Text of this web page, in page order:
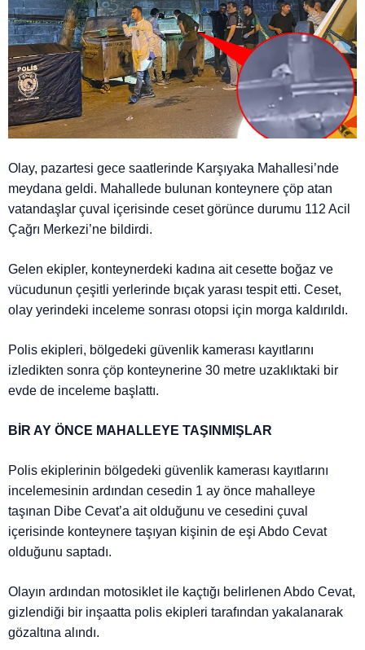
Olay, pazartesi gece saatlerinde Karşıyaka Mahallesi’nde
meydana geldi. Mahallede bulunan konteynere çöp atan
vatandaşlar çuval içerisinde ceset görünce durumu 112 Acil
Çağrı Merkezi’ne bildirdi.
Gelen ekipler, konteynerdeki kadına ait cesette boğaz ve
vücudunun çeşitli yerlerinde bıçak yarası tespit etti. Ceset,
olay yerindeki inceleme sonrası otopsi için morga kaldırıldı.
Polis ekipleri, bölgedeki güvenlik kamerası kayıtlarını
izledikten sonra çöp konteynerine 30 metre uzaklıktaki bir
evde de inceleme başlattı.
BİR AY ÖNCE MAHALLEYE TAŞINMIŞLAR
Polis ekiplerinin bölgedeki güvenlik kamerası kayıtlarını
incelemesinin ardından cesedin 1 ay önce mahalleye
taşınan Dibe Cevat’a ait olduğunu ve cesedini çuval
içerisinde konteynere taşıyan kişinin de eşi Abdo Cevat
olduğunu saptadı.
Olayın ardından motosiklet ile kaçtığı belirlenen Abdo Cevat,
gizlendiği bir inşaatta polis ekipleri tarafından yakalanarak
gözaltına alındı.